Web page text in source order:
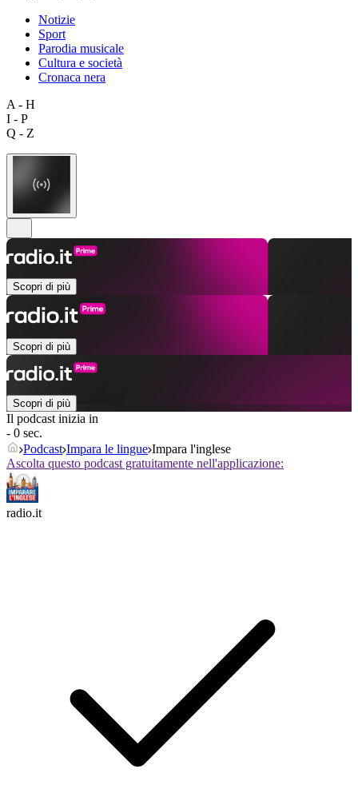
Notizie
Sport
Parodia musicale
Cultura e società
Cronaca nera
A - H
I - P
Q - Z
Scopri di più
Scopri di più
Scopri di più
Il podcast inizia in
- 0 sec.
Podcast Impara le lingue Impara l'inglese
Ascolta questo podcast gratuitamente nell'applicazione:
radio.it